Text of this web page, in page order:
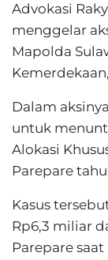
Advokasi
menggelar
Mapolda
Dalam
untuk
Alokasi
Parepare
Kasus
Rp6,3 miliar
Parepare